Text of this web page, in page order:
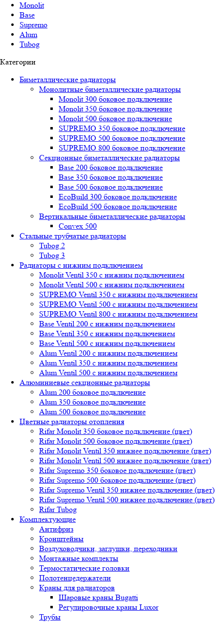
Monolit
Base
Supremo
Alum
Tubog
Категории
Биметаллические радиаторы
Монолитные биметаллические радиаторы
Mоnоlit 300 боковое подключение
Mоnоlit 350 боковое подключение
Mоnоlit 500 боковое подключение
SUРREMО 350 боковое подключение
SUРREMО 500 боковое подключение
SUРREMО 800 боковое подключение
Секционные биметаллические радиаторы
Base 200 боковое подключение
Base 350 боковое подключение
Base 500 боковое подключение
EcoBuild 300 боковое подключение
EcoBuild 500 боковое подключение
Вертикальные биметаллические радиаторы
Convex 500
Стальные трубчатые радиаторы
Tubog 2
Tubog 3
Радиаторы с нижним подключением
Monolit Ventil 350 с нижним подключением
Monolit Ventil 500 с нижним подключением
SUPREMO Ventil 350 с нижним подключением
SUPREMO Ventil 500 с нижним подключением
SUPREMO Ventil 800 с нижним подключением
Base Ventil 200 с нижним подключением
Base Ventil 350 с нижним подключением
Base Ventil 500 с нижним подключением
Alum Ventil 200 с нижним подключением
Alum Ventil 350 с нижним подключением
Alum Ventil 500 с нижним подключением
Алюминиевые секционные радиаторы
Alum 200 боковое подключение
Alum 350 боковое подключение
Alum 500 боковое подключение
Цветные радиаторы отопления
Rifar Monolit 350 боковое подключение (цвет)
Rifar Monolit 500 боковое подключение (цвет)
Rifar Monolit Ventil 350 нижнее подключение (цвет)
Rifar Monolit Ventil 500 нижнее подключение (цвет)
Rifar Supremo 350 боковое подключение (цвет)
Rifar Supremo 500 боковое подключение (цвет)
Rifar Supremo Ventil 350 нижнее подключение (цвет)
Rifar Supremo Ventil 500 нижнее подключение (цвет)
Rifar Tubog
Комплектующие
Антифриз
Кронштейны
Воздуховодчики, заглушки, переходники
Монтажные комплекты
Термостатические головки
Полотенцедержатели
Краны для радиаторов
Шаровые краны Bugatti
Регулировочные краны Luxor
Трубы